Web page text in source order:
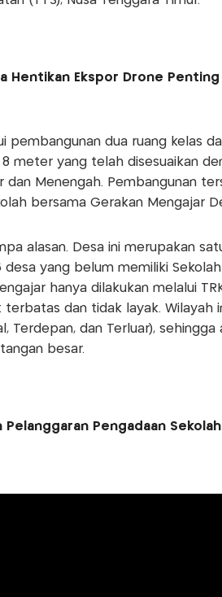
Hentikan Ekspor Drone Penting
pembangunan dua ruang kelas
meter yang telah disesuaikan
dan Menengah. Pembangunan
bersama Gerakan Mengajar
alasan. Desa ini merupakan
yang belum memiliki
hanya dilakukan melalui
terbatas dan tidak layak. Wilayah
Terdepan, dan Terluar),
besar.
Pelanggaran Pengadaan